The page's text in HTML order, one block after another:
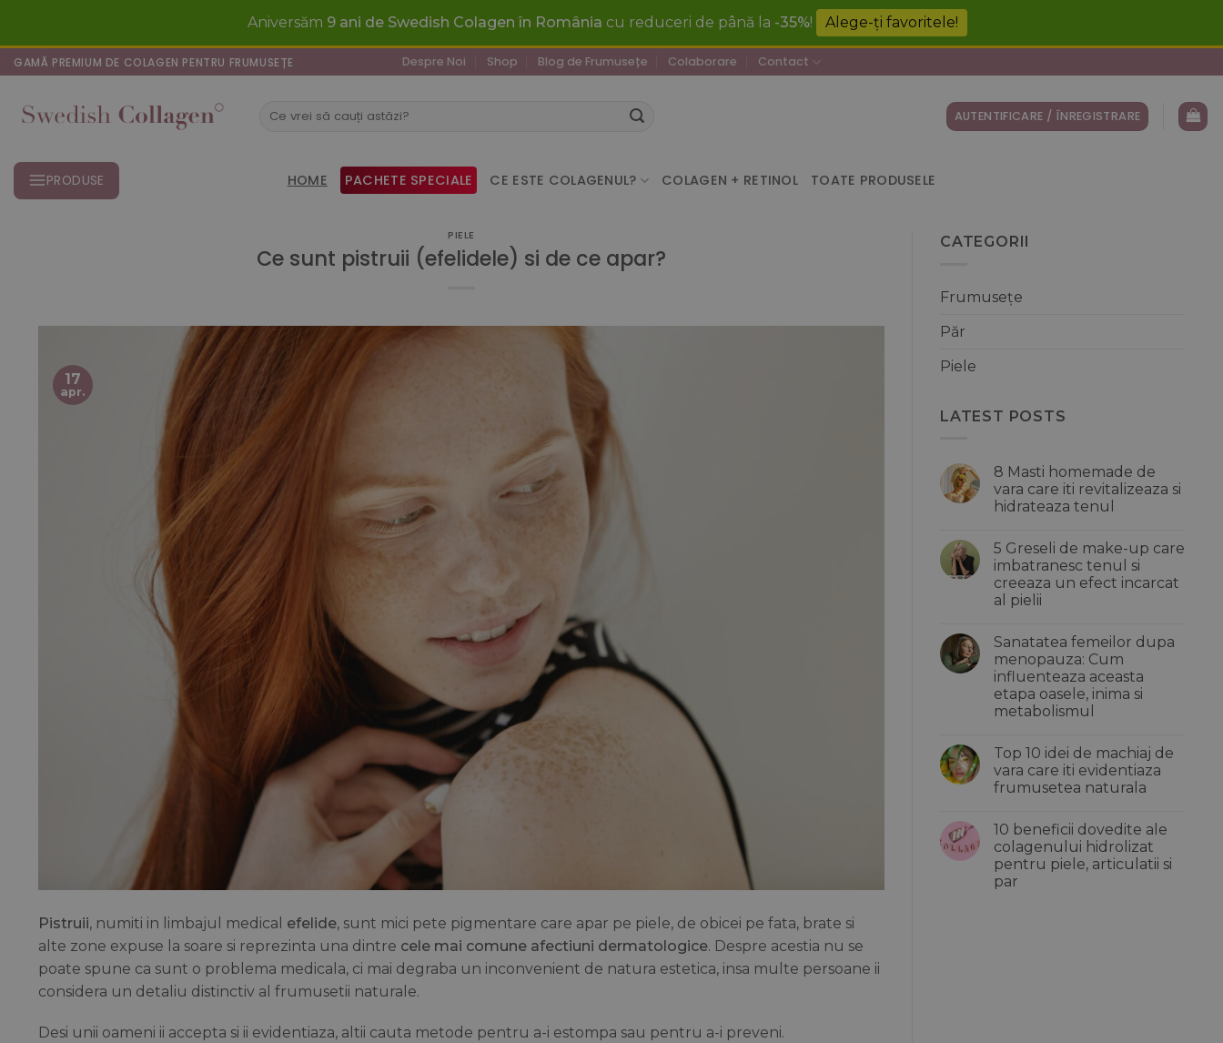
content
Aniversăm 9 ani de Swedish Colagen în România cu reduceri de până la -35%! Alege-ți favoritele!
GAMĂ PREMIUM DE COLAGEN PENTRU FRUMUSEȚE Despre Noi Shop Blog de Frumusețe Colaborare Contact
Caută
AUTENTIFICARE / ÎNREGISTRARE
PRODUSE HOME PACHETE SPECIALE CE ESTE COLAGENUL? COLAGEN + RETINOL TOATE PRODUSELE
PIELE
Ce sunt pistruii (efelidele) si de ce apar?
17
apr.
Pistruii, numiti in limbajul medical efelide, sunt mici pete pigmentare care apar pe piele, de obicei pe fata, brate si
alte zone expuse la soare si reprezinta una dintre cele mai comune afectiuni dermatologice. Despre acestia nu se
poate spune ca sunt o problema medicala, ci mai degraba un inconvenient de natura estetica, insa multe persoane ii
considera un detaliu distinctiv al frumusetii naturale.
Desi unii oameni ii accepta si ii evidentiaza, altii cauta metode pentru a-i estompa sau pentru a-i preveni.
CATEGORII
Frumusețe
Păr
Piele
LATEST POSTS
8 Masti homemade de
vara care iti revitalizeaza si
hidrateaza tenul
la
8
Masti
homemade
de
vara
revitalizeaza
si
hidrateaza
tenul
5 Greseli de make-up care
imbatranesc tenul si
creeaza un efect incarcat
al pielii
la
5
Greseli
de
make-
up
care
si
creeaza
un
efect
incarcat
Sanatatea femeilor dupa
menopauza: Cum
influenteaza aceasta
etapa oasele, inima si
metabolismul
Sanatatea
femeilor
dupa
influenteaza
aceasta
etapa
oasele,
inima
si
Top 10 idei de machiaj de
vara care iti evidentiaza
frumusetea naturala
la
Top
10
idei
de
machiaj
10 beneficii dovedite ale
colagenului hidrolizat
pentru piele, articulatii si
par